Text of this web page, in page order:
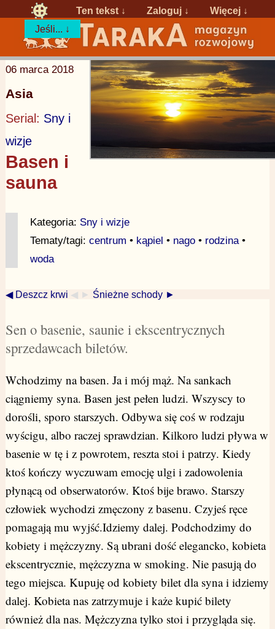
Ten tekst ↓ Zaloguj ↓
Więcej ↓
Jeśli... ↓
06 marca 2018
Asia
Serial: Sny i
wizje
Basen i
sauna
Kategoria: Sny i wizje
Tematy/tagi: centrum • kąpiel • nago• rodzina•
woda
◀ Deszcz krwi ◀ ► Śnieżne schody ►
Sen o basenie, saunie i ekscentrycznych
sprzedawcach biletów.
Wchodzimy na basen. Ja i mój mąż. Na sankach
ciągniemy syna. Basen jest pełen ludzi. Wszyscy to
dorośli, sporo starszych. Odbywa się coś w rodzaju
wyścigu, albo raczej sprawdzian. Kilkoro ludzi pływa w
basenie w tę i z powrotem, reszta stoi i patrzy. Kiedy
ktoś kończy wyczuwam emocję ulgi i zadowolenia
płynącą od obserwatorów. Ktoś bije brawo. Starszy
człowiek wychodzi zmęczony z basenu. Czyjeś ręce
pomagają mu wyjść.Idziemy dalej. Podchodzimy do
kobiety i mężczyzny. Są ubrani dość elegancko, kobieta
ekscentrycznie, mężczyzna w smoking. Nie pasują do
tego miejsca. Kupuję od kobiety bilet dla syna i idziemy
dalej. Kobieta nas zatrzymuje i każe kupić bilety
również dla nas. Mężczyzna tylko stoi i przygląda się.